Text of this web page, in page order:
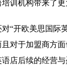
训机构带来了更
“开欧美思国际
对于加盟商方
店后续的经营与